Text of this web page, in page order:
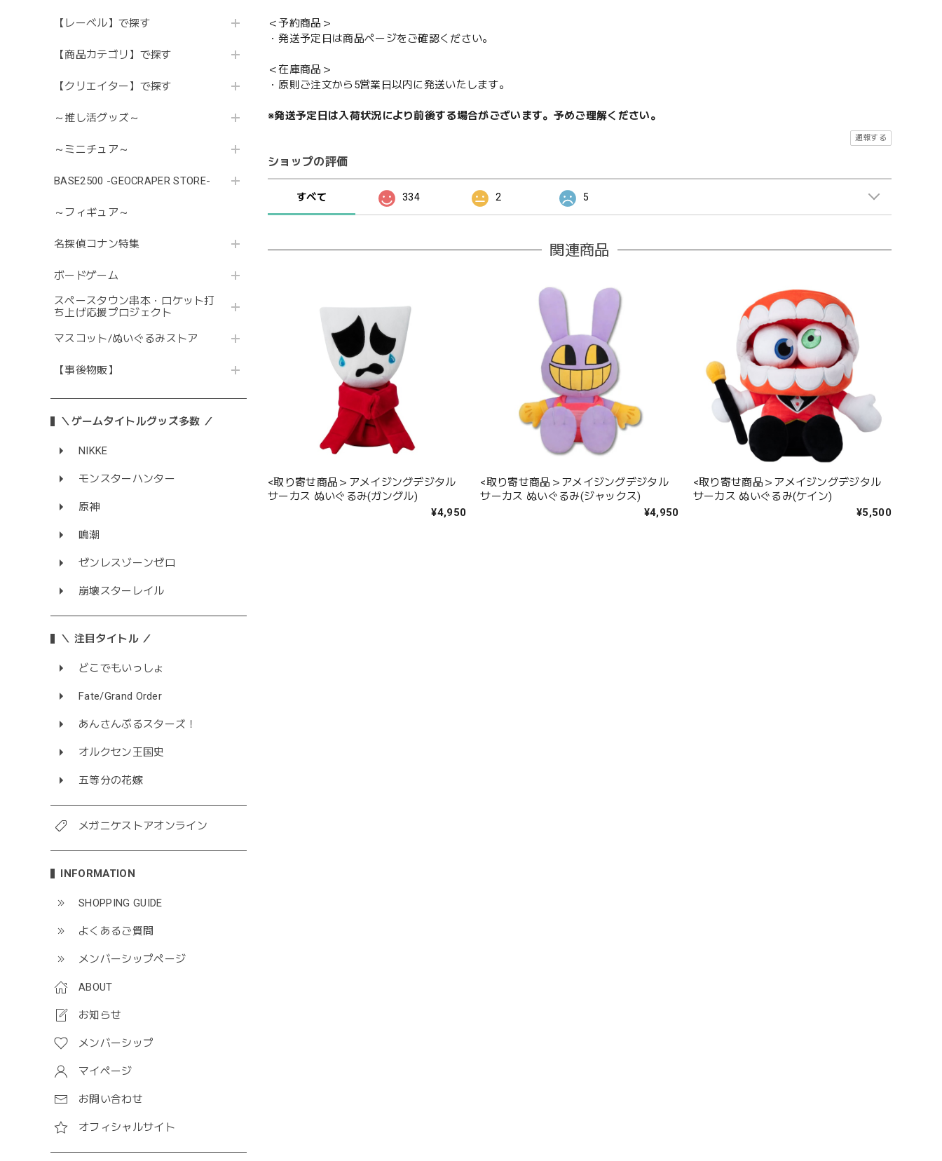
【レーベル】で探す
【商品カテゴリ】で探す
【クリエイター】で探す
～推し活グッズ～
～ミニチュア～
BASE2500 -GEOCRAPER STORE-
～フィギュア～
名探偵コナン特集
ボードゲーム
スペースタウン串本・ロケット打
ち上げ応援プロジェクト
マスコット/ぬいぐるみストア
【事後物販】
＼ゲームタイトルグッズ多数 ／
NIKKE
モンスターハンター
原神
鳴潮
ゼンレスゾーンゼロ
崩壊スターレイル
＼ 注目タイトル ／
どこでもいっしょ
Fate/Grand Order
あんさんぶるスターズ！
オルクセン王国史
五等分の花嫁
メガニケストアオンライン
INFORMATION
SHOPPING GUIDE
よくあるご質問
メンバーシップページ
ABOUT
お知らせ
メンバーシップ
マイページ
お問い合わせ
オフィシャルサイト
＜予約商品＞
・発送予定日は商品ページをご確認ください。
＜在庫商品＞
・原則ご注文から5営業日以内に発送いたします。
※発送予定日は入荷状況により前後する場合がございます。予めご理解ください。
通報する
ショップの評価
すべて 334 2 5
関連商品
<取り寄せ商品＞アメイジングデジタル
サーカス ぬいぐるみ(ガングル)
¥4,950
<取り寄せ商品＞アメイジングデジタル
サーカス ぬいぐるみ(ジャックス)
¥4,950
<取り寄せ商品＞アメイジングデジタル
サーカス ぬいぐるみ(ケイン)
¥5,500